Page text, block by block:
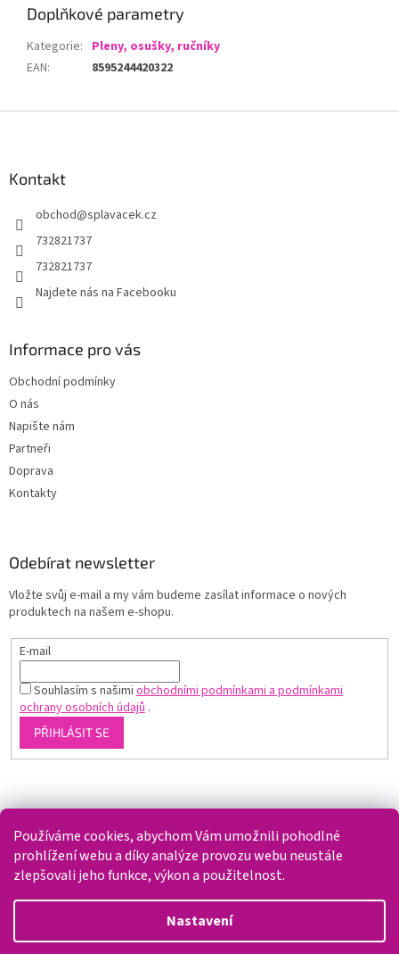
Používáme cookies, abychom Vám umožnili pohodlné
prohlížení webu a díky analýze provozu webu neustále
zlepšovali jeho funkce, výkon a použitelnost.
Nastavení
Doplňkové parametry
Kategorie: Pleny, osušky, ručníky
EAN: 8595244420322
Kontakt
obchod@splavacek.cz
732821737
732821737
Najdete nás na Facebooku
Informace pro vás
Obchodní podmínky
O nás
Napište nám
Partneři
Doprava
Kontakty
Odebírat newsletter
Vložte svůj e-mail a my vám budeme zasílat informace o nových
produktech na našem e-shopu.
E-mail
Souhlasím s našimiobchodními podmínkami a podmínkami
ochrany osobních údajů.
PŘIHLÁSIT SE